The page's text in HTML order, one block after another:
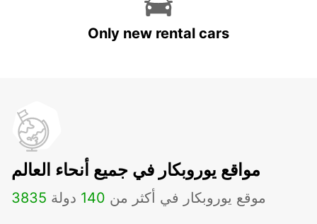
Only new rental cars
مواقع يوروبكار في جميع أنحاء العالم
3835 موقع يوروبكار في أكثر من 140 دولة